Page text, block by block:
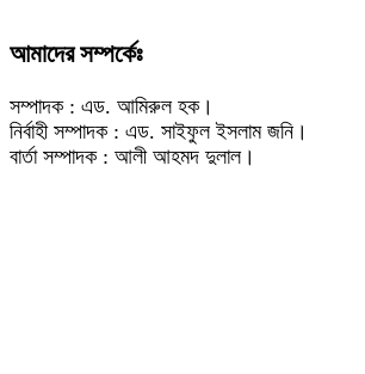
আমাদের সম্পর্কেঃ
সম্পাদক : এড. আমিরুল হক।
নির্বাহী সম্পাদক : এড. সাইফুল ইসলাম জনি।
বার্তা সম্পাদক : আলী আহমদ দুলাল।